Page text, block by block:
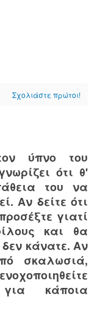
Σχολιάστε πρώτοι!
ύπνο του
ότι θ'
του να
Αν δείτε ότι
γιατί
και θα
δεν κάνατε. Αν
σκαλωσιά,
κάποια